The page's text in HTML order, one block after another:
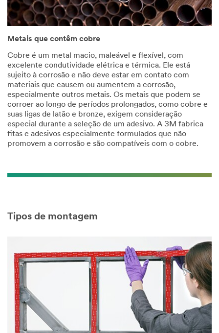
Metais que contêm cobre
Cobre é um metal macio, maleável e flexível, com
excelente condutividade elétrica e térmica. Ele está
sujeito à corrosão e não deve estar em contato com
materiais que causem ou aumentem a corrosão,
especialmente outros metais. Os metais que podem se
corroer ao longo de períodos prolongados, como cobre e
suas ligas de latão e bronze, exigem consideração
especial durante a seleção de um adesivo. A 3M fabrica
fitas e adesivos especialmente formulados que não
promovem a corrosão e são compatíveis com o cobre.
Tipos de montagem